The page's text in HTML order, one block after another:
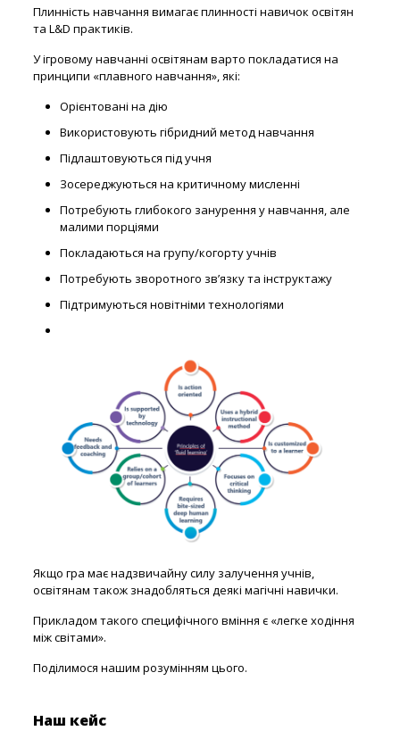
Плинність навчання вимагає плинності навичок освітян
та L&D практиків.
У ігровому навчанні освітянам варто покладатися на
принципи «плавного навчання», які:
Орієнтовані на дію
Використовують гібридний метод навчання
Підлаштовуються під учня
Зосереджуються на критичному мисленні
Потребують глибокого занурення у навчання, але
малими порціями
Покладаються на групу/когорту учнів
Потребують зворотного зв’язку та інструктажу
Підтримуються новітніми технологіями
Якщо гра має надзвичайну силу залучення учнів,
освітянам також знадобляться деякі магічні навички.
Прикладом такого специфічного вміння є «легке ходіння
між світами».
Поділимося нашим розумінням цього.
Наш кейс